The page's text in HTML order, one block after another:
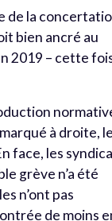
de la
bien ancré au
2019 – cette
à droite, le
face, les
grève n’a été
n’ont pas
de moins